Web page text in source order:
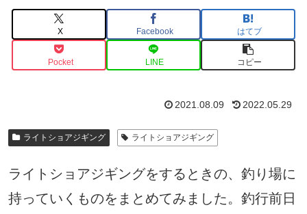
X Facebook はてブ
Pocket LINE コピー
2021.08.09 2022.05.29
ライトショアジギング ライトショアジギング
ライトショアジギングをするときの、釣り場に
持っていくものをまとめてみました。釣行前日